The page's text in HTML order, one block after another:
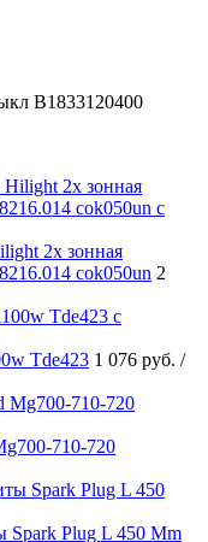
B1833120400
2х зонная
cok050un 2
Tde423 1 076 руб. /
710-720
Spark Plug L 450 Mm